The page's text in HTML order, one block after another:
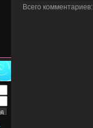
Всего комментариев: